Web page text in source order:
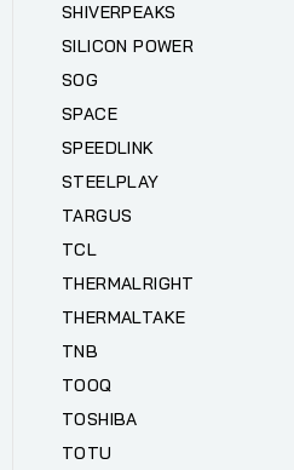
SHIVERPEAKS
SILICON POWER
SOG
SPACE
SPEEDLINK
STEELPLAY
TARGUS
TCL
THERMALRIGHT
THERMALTAKE
TNB
TOOQ
TOSHIBA
TOTU